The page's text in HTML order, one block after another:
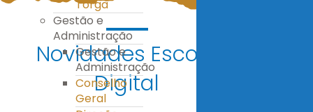
Torga
Gestão e
Administração
Gestão e
Administração
Conselho
Geral
Novidades Escola
Digital